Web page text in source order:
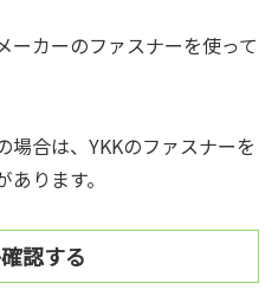
ーカーのファスナーを使って
合は、YKKのファスナーを
ります。
認する